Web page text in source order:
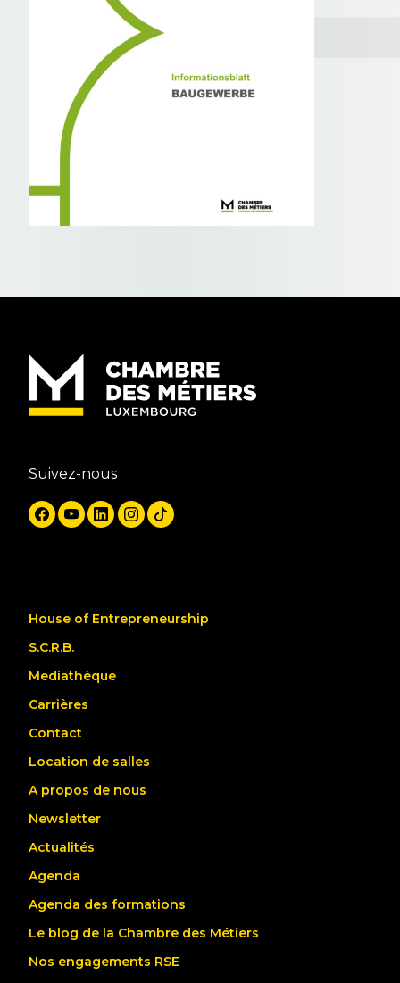
Suivez-nous
House of Entrepreneurship
S.C.R.B.
Mediathèque
Carrières
Contact
Location de salles
A propos de nous
Newsletter
Actualités
Agenda
Agenda des formations
Le blog de la Chambre des Métiers
Nos engagements RSE